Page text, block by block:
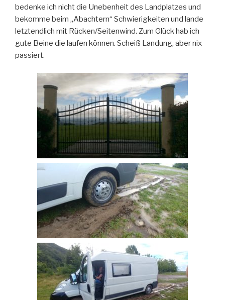
bedenke ich nicht die Unebenheit des Landplatzes und
bekomme beim „Abachtern“ Schwierigkeiten und lande
letztendlich mit Rücken/Seitenwind. Zum Glück hab ich
gute Beine die laufen können. Scheiß Landung, aber nix
passiert.